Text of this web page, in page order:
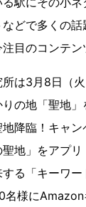
どで多くの
目のコンテン
は3月8日（
の地「聖地
降臨！キャ
地」をアプ
る「キーワ
名様に